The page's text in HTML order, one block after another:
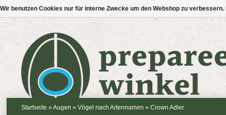
Startseite » Augen » Vögel nach Artennamen » Crown Adler
Wir benutzen Cookies nur für interne Zwecke um den Webshop zu